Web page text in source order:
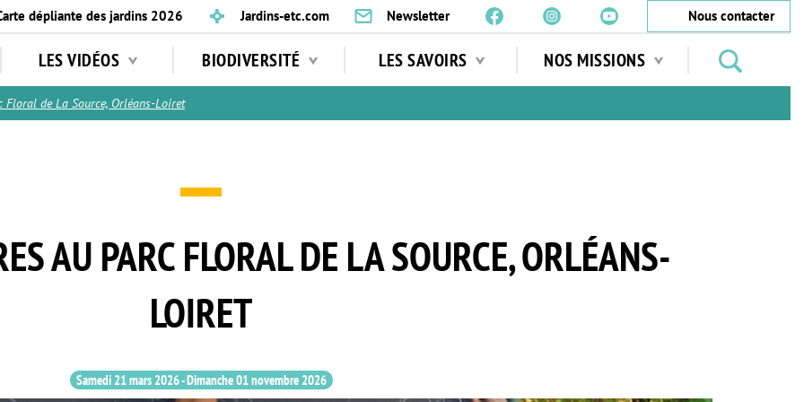
dépliante des jardins 2026 Jardins-etc.com Newsletter
Nous contacter
LES VIDÉOS BIODIVERSITÉ LES SAVOIRS NOS MISSIONS
jardins
Floral de La Source, Orléans-Loiret
AU PARC FLORAL DE LA SOURCE, ORLÉANS-
LOIRET
Samedi 21 mars 2026-Dimanche 01 novembre 2026